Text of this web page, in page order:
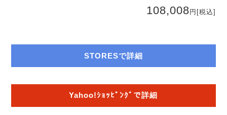
108,008 円 [税込]
STORESで詳細
Yahoo!ｼｮｯﾋﾟﾝｸﾞで詳細